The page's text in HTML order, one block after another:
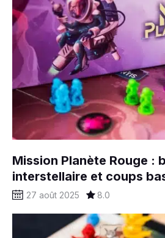
Mission Planète Rouge :
interstellaire et coups
27 août 2025 8.0